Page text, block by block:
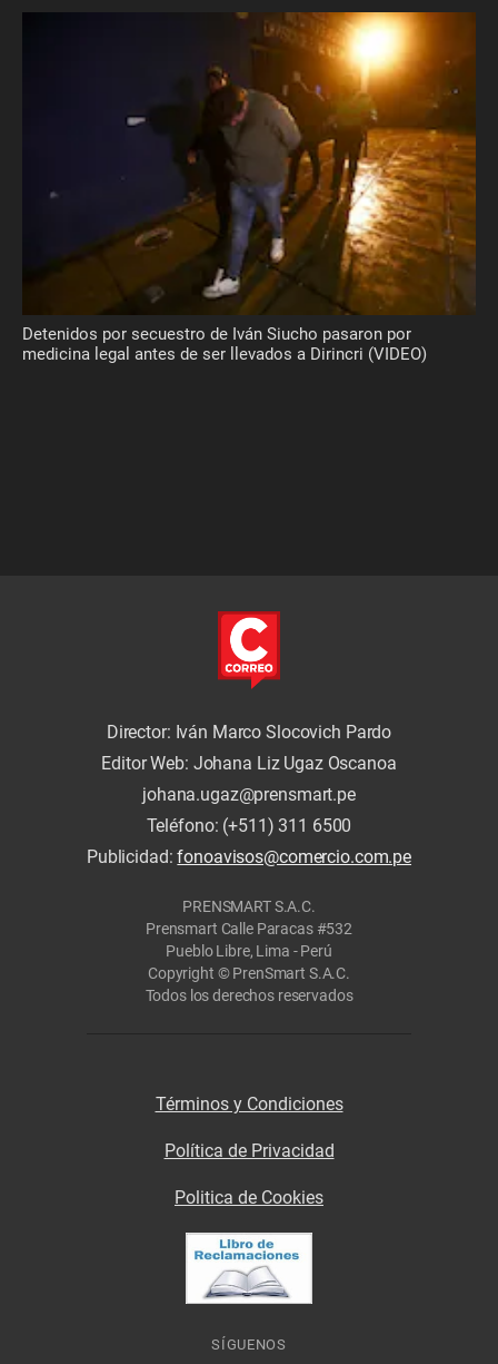
Detenidos por secuestro de Iván Siucho pasaron por
medicina legal antes de ser llevados a Dirincri (VIDEO)
Director: Iván Marco Slocovich Pardo
Editor Web: Johana Liz Ugaz Oscanoa
johana.ugaz@prensmart.pe
Teléfono: (+511) 311 6500
Publicidad:fonoavisos@comercio.com.pe
PRENSMART S.A.C.
Prensmart Calle Paracas #532
Pueblo Libre, Lima - Perú
Copyright © PrenSmart S.A.C.
Todos los derechos reservados
Términos y Condiciones
Política de Privacidad
Politica de Cookies
SÍGUENOS